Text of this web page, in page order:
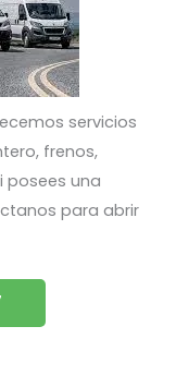
servicios
frenos,
posees una
para abrir